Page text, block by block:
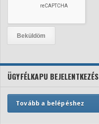
ÜGYFÉLKAPU BEJELENTKEZÉS
Tovább a belépéshez